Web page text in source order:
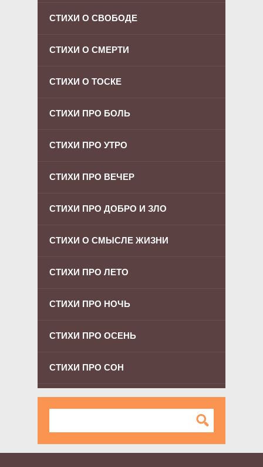
СТИХИ О СВОБОДЕ
СТИХИ О СМЕРТИ
СТИХИ О ТОСКЕ
СТИХИ ПРО БОЛЬ
СТИХИ ПРО УТРО
СТИХИ ПРО ВЕЧЕР
СТИХИ ПРО ДОБРО И ЗЛО
СТИХИ О СМЫСЛЕ ЖИЗНИ
СТИХИ ПРО ЛЕТО
СТИХИ ПРО НОЧЬ
СТИХИ ПРО ОСЕНЬ
СТИХИ ПРО СОН